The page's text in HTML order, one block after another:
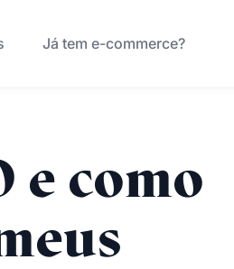
Já tem e-commerce?
e como